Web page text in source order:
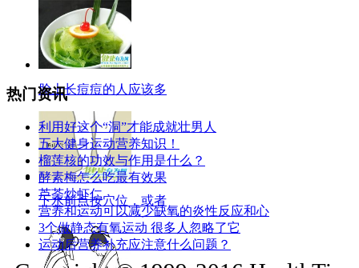
脸上长痘痘的人应该多
下水前点按穴位，或者
热门资讯
利用好这个“洞”才能成就壮男人
五大健身运动营养知识！
榴莲核的功效与作用是什么？
酵素梅怎么吃最有效果
芦荟炒虾仁
营养和运动可以减少缺氧的炎性反应和心
3个做静态有氧运动 很多人忽略了它
运动后营养补充应注意什么问题？